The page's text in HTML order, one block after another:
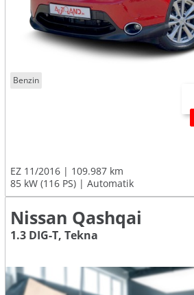
Benzin
EZ 11/2016
109.987 km
85 kW (116 PS)
Automatik
Nissan Qashqai
1.3 DIG-T, Tekna